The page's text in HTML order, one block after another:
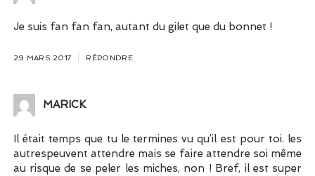
Je suis fan fan fan, autant du gilet que du bonnet !
29 MARS 2017 RÉPONDRE
MARICK
Il était temps que tu le termines vu qu’il est pour toi. les
autrespeuvent attendre mais se faire attendre soi même
au risque de se peler les miches, non ! Bref, il est super